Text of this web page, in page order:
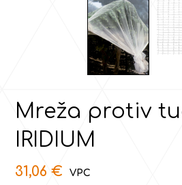
Mreža protiv
IRIDIUM
31,06€